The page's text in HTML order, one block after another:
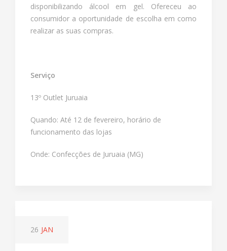
disponibilizando álcool em gel. Ofereceu ao
consumidor a oportunidade de escolha em como
realizar as suas compras.
Serviço
13º Outlet Juruaia
Quando: Até 12 de fevereiro, horário de
funcionamento das lojas
Onde: Confecções de Juruaia (MG)
26 JAN